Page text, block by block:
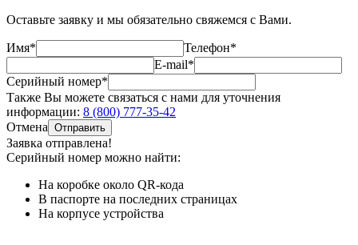
Оставьте заявку и мы обязательно свяжемся с Вами.
Имя*
Телефон*
E-mail*
Серийный номер*
Также Вы можете связаться с нами для уточнения
информации: 8 (800) 777-35-42
Отмена Отправить
Заявка отправлена!
Серийный номер можно найти:
На коробке около QR-кода
В паспорте на последних страницах
На корпусе устройства